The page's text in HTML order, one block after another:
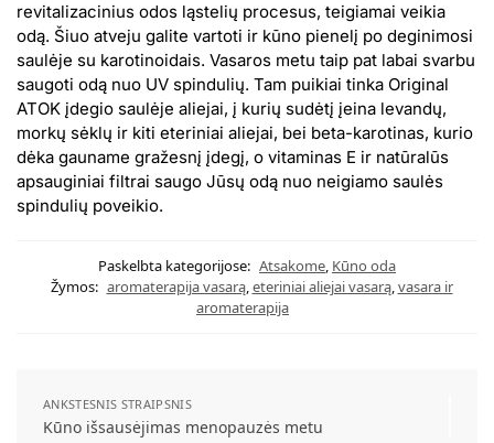
revitalizacinius odos ląstelių procesus, teigiamai veikia
odą. Šiuo atveju galite vartoti ir kūno pienelį po deginimosi
saulėje su karotinoidais. Vasaros metu taip pat labai svarbu
saugoti odą nuo UV spindulių. Tam puikiai tinka Original
ATOK įdegio saulėje aliejai, į kurių sudėtį įeina levandų,
morkų sėklų ir kiti eteriniai aliejai, bei beta-karotinas, kurio
dėka gauname gražesnį įdegį, o vitaminas E ir natūralūs
apsauginiai filtrai saugo Jūsų odą nuo neigiamo saulės
spindulių poveikio.
Paskelbta kategorijose: Atsakome, Kūno oda
Žymos: aromaterapija vasarą,eteriniai aliejai vasarą,vasara ir
aromaterapija
ANKSTESNIS STRAIPSNIS
Kūno išsausėjimas menopauzės metu